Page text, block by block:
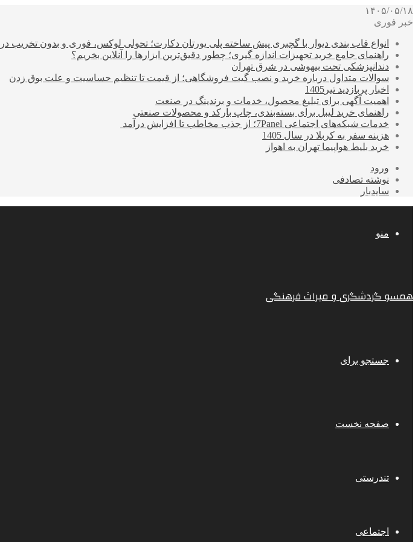
۱۴۰۵/۰۵/۱۸
خبر فوری
انواع قاب بندی دیوار با گچبری پیش ساخته پلی یورتان دکارت؛ تحولی لوکس، فوری و بدون تخریب
راهنمای جامع خرید تجهیزات اندازه گیری؛ چطور دقیق‌ترین ابزارها را آنلاین بخریم؟
دندانپزشکی تحت بیهوشی در شرق تهران
سوالات متداول درباره خرید و نصب گیت فروشگاهی؛ از قیمت تا تنظیم حساسیت و علت بوق زدن
اخبار پربازدید تیر1405
اهمیت آگهی برای تبلیغ محصول، خدمات و برندینگ در صنعت
راهنمای خرید لیبل برای بسته‌بندی، چاپ بارکد و محصولات صنعتی
خدمات شبکه‌های اجتماعی 7Panel؛ از جذب مخاطب تا افزایش درآمد
هزینه سفر به کربلا در سال 1405
خرید بلیط هواپیما تهران به اهواز
ورود
نوشته تصادفی
سایدبار
منو
همسو گردشگری و میراث فرهنگی
جستجو برای
صفحه نخست
تندرستی
اجتماعی